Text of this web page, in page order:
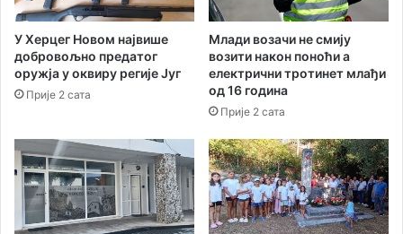
У Херцег Новом највише
добровољно предатог
оружја у оквиру регије Југ
Прије 2 сата
Млади возачи не смију
возити након поноћи а
електрични тротинет млађи
од 16 година
Прије 2 сата